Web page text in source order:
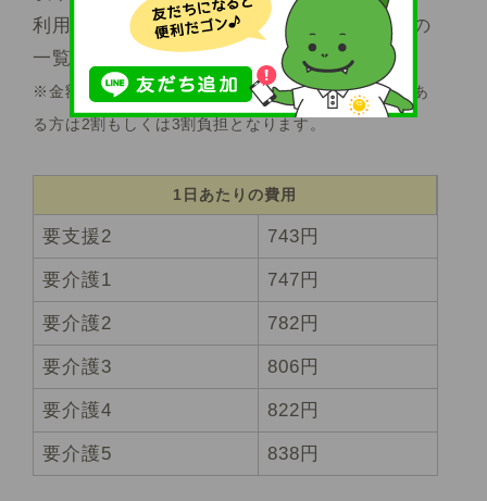
利用者さんが自己負担する1日あたりの費用の
一覧です。
※金額は1割負担の方の場合です。一定以上の所得があ
る方は2割もしくは3割負担となります。
1日あたりの費用
要支援2 743円
要介護1 747円
要介護2 782円
要介護3 806円
要介護4 822円
要介護5 838円